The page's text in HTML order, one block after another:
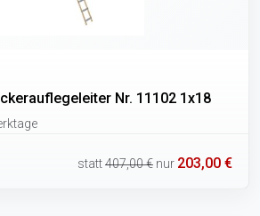
Nr. 11102 1x18
statt407,00 € nur 203,00 €